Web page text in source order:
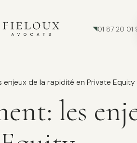
01 87 20 01
enjeux de la rapidité en Private Equity
les